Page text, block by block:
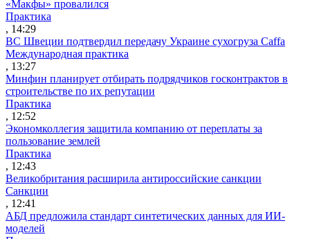
«Макфы» провалился
Практика
, 14:29
ВС Швеции подтвердил передачу Украине сухогруза Caffa
Международная практика
, 13:27
Минфин планирует отбирать подрядчиков госконтрактов в
строительстве по их репутации
Практика
, 12:52
Экономколлегия защитила компанию от переплаты за
пользование землей
Практика
, 12:43
Великобритания расширила антироссийские санкции
Санкции
, 12:41
АБД предложила стандарт синтетических данных для ИИ-
моделей